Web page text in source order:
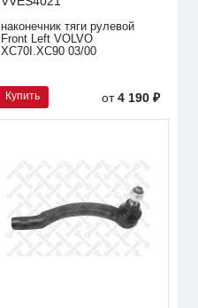
наконечник тяги рулевой
Front Left VOLVO
XC70I.XC90 03/00
Купить от4 190 ₽